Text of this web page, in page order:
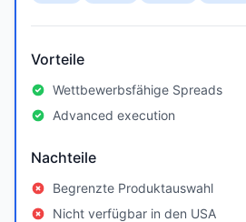
Vorteile
Wettbewerbsfähige Spreads
Advanced execution
Nachteile
Begrenzte Produktauswahl
Nicht verfügbar in den USA